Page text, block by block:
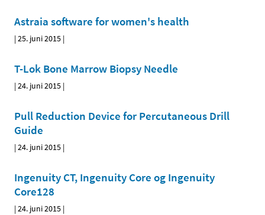
Astraia software for women's health
|25. juni 2015 |
T-Lok Bone Marrow Biopsy Needle
|24. juni 2015 |
Pull Reduction Device for Percutaneous Drill
Guide
|24. juni 2015 |
Ingenuity CT, Ingenuity Core og Ingenuity
Core128
|24. juni 2015 |